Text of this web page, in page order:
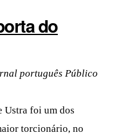
do
português Público
Ustra foi um dos
torcionário, no